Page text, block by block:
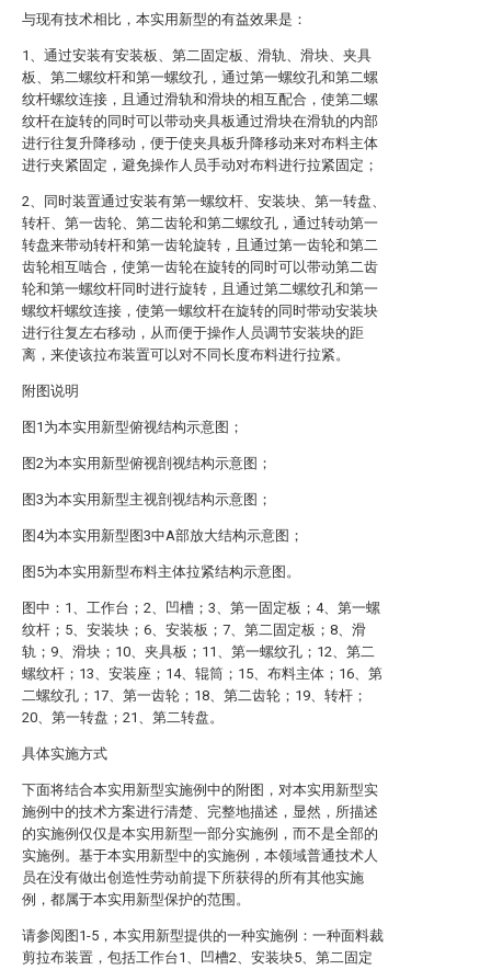
与现有技术相比，本实用新型的有益效果是：
1、通过安装有安装板、第二固定板、滑轨、滑块、夹具
板、第二螺纹杆和第一螺纹孔，通过第一螺纹孔和第二螺
纹杆螺纹连接，且通过滑轨和滑块的相互配合，使第二螺
纹杆在旋转的同时可以带动夹具板通过滑块在滑轨的内部
进行往复升降移动，便于使夹具板升降移动来对布料主体
进行夹紧固定，避免操作人员手动对布料进行拉紧固定；
2、同时装置通过安装有第一螺纹杆、安装块、第一转盘、
转杆、第一齿轮、第二齿轮和第二螺纹孔，通过转动第一
转盘来带动转杆和第一齿轮旋转，且通过第一齿轮和第二
齿轮相互啮合，使第一齿轮在旋转的同时可以带动第二齿
轮和第一螺纹杆同时进行旋转，且通过第二螺纹孔和第一
螺纹杆螺纹连接，使第一螺纹杆在旋转的同时带动安装块
进行往复左右移动，从而便于操作人员调节安装块的距
离，来使该拉布装置可以对不同长度布料进行拉紧。
附图说明
图1为本实用新型俯视结构示意图；
图2为本实用新型俯视剖视结构示意图；
图3为本实用新型主视剖视结构示意图；
图4为本实用新型图3中A部放大结构示意图；
图5为本实用新型布料主体拉紧结构示意图。
图中：1、工作台；2、凹槽；3、第一固定板；4、第一螺
纹杆；5、安装块；6、安装板；7、第二固定板；8、滑
轨；9、滑块；10、夹具板；11、第一螺纹孔；12、第二
螺纹杆；13、安装座；14、辊筒；15、布料主体；16、第
二螺纹孔；17、第一齿轮；18、第二齿轮；19、转杆；
20、第一转盘；21、第二转盘。
具体实施方式
下面将结合本实用新型实施例中的附图，对本实用新型实
施例中的技术方案进行清楚、完整地描述，显然，所描述
的实施例仅仅是本实用新型一部分实施例，而不是全部的
实施例。基于本实用新型中的实施例，本领域普通技术人
员在没有做出创造性劳动前提下所获得的所有其他实施
例，都属于本实用新型保护的范围。
请参阅图1-5，本实用新型提供的一种实施例：一种面料裁
剪拉布装置，包括工作台1、凹槽2、安装块5、第二固定